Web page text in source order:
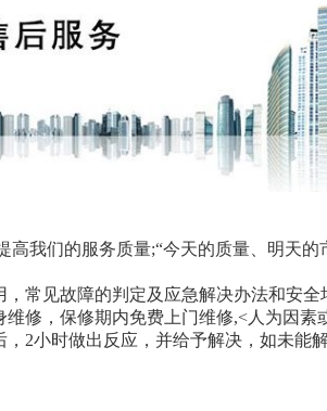
我们的服务质量;“今天的质量、明天
常见故障的判定及应急解决办法和安全
修，保修期内免费上门维修,<人为因
2小时做出反应，并给予解决，如未能